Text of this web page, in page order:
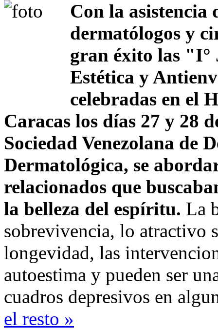
Con la asistencia
dermatólogos y
gran éxito las "I°
Estética y
celebradas en el
Caracas los días 27 y 28
Sociedad Venezolana de
Dermatológica, se
relacionados que
la belleza del espíritu. La
sobrevivencia, lo atractivo
longevidad, las
autoestima y pueden ser
cuadros depresivos en
el resto »